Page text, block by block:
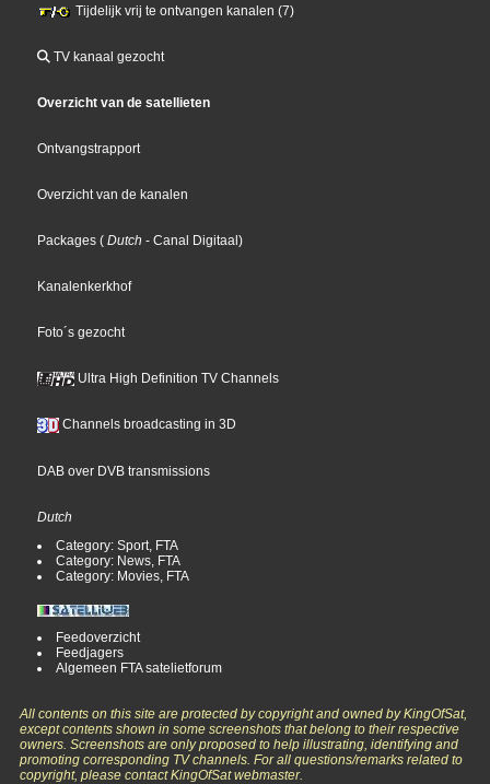
Tijdelijk vrij te ontvangen kanalen (7)
TV kanaal gezocht
Overzicht van de satellieten
Ontvangstrapport
Overzicht van de kanalen
Packages ( Dutch - Canal Digitaal)
Kanalenkerkhof
Foto´s gezocht
Ultra High Definition TV Channels
Channels broadcasting in 3D
DAB over DVB transmissions
Dutch
Category: Sport, FTA
Category: News, FTA
Category: Movies, FTA
Feedoverzicht
Feedjagers
Algemeen FTA satelietforum
All contents on this site are protected by copyright and owned by KingOfSat,
except contents shown in some screenshots that belong to their respective
owners. Screenshots are only proposed to help illustrating, identifying and
promoting corresponding TV channels. For all questions/remarks related to
copyright, please contact KingOfSat webmaster.